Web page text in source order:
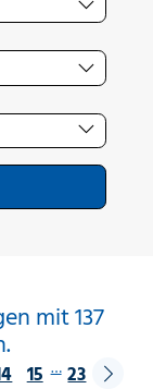
mit 137
15 … 23